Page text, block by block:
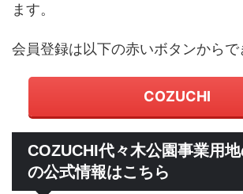
ます。
会員登録は以下の赤いボタンからで
COZUCHI
COZUCHI代々木公園事業用
の公式情報はこちら